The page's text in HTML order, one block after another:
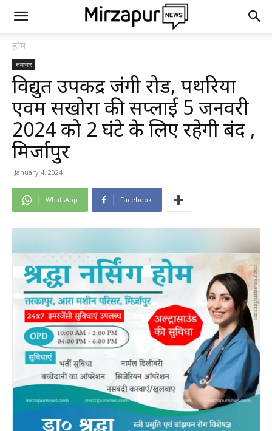
होम
समाचार
विद्युत उपकेंद्र जंगी रोड, पथरिया
एवम सखोरा की सप्लाई 5 जनवरी
2024 को 2 घंटे के लिए रहेगी बंद ,
मिर्जापुर
January 4, 2024
WhatsApp Facebook